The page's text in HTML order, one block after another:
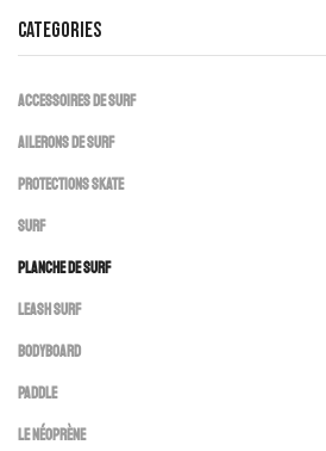
CATEGORIES
Accessoires de surf
Ailerons de surf
Protections skate
Surf
Planche De Surf
Leash surf
Bodyboard
Paddle
Le Néoprène